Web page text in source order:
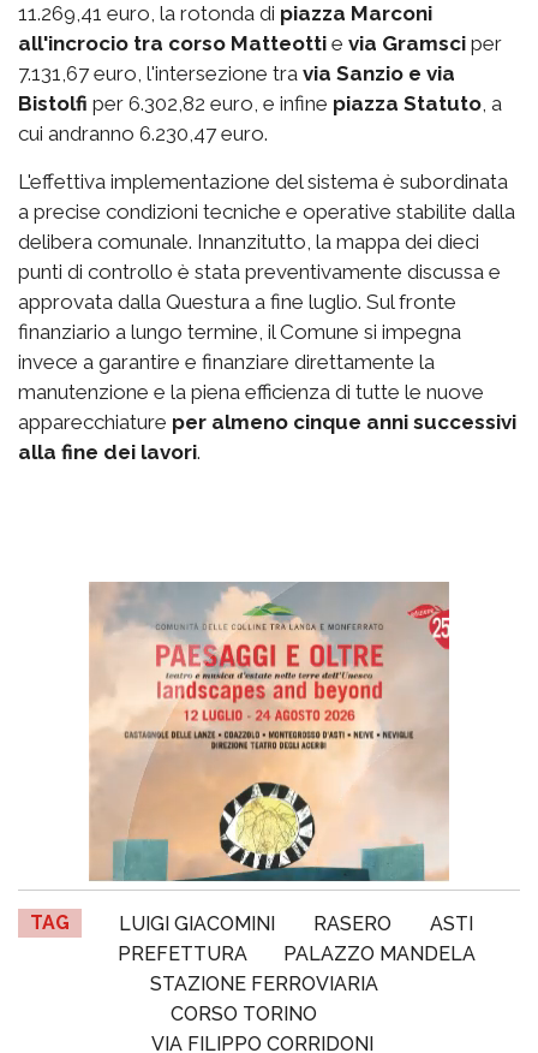
11.269,41 euro, la rotonda di piazza Marconi
all'incrocio tra corso Matteotti e via Gramsci per
7.131,67 euro, l'intersezione tra via Sanzio e via
Bistolfi per 6.302,82 euro, e infine piazza Statuto, a
cui andranno 6.230,47 euro.
L'effettiva implementazione del sistema è subordinata
a precise condizioni tecniche e operative stabilite dalla
delibera comunale. Innanzitutto, la mappa dei dieci
punti di controllo è stata preventivamente discussa e
approvata dalla Questura a fine luglio. Sul fronte
finanziario a lungo termine, il Comune si impegna
invece a garantire e finanziare direttamente la
manutenzione e la piena efficienza di tutte le nuove
apparecchiature per almeno cinque anni successivi
alla fine dei lavori.
TAG LUIGI GIACOMINI RASERO
ASTI
PREFETTURA
PALAZZO MANDELA
STAZIONE FERROVIARIA
CORSO TORINO
VIA FILIPPO CORRIDONI